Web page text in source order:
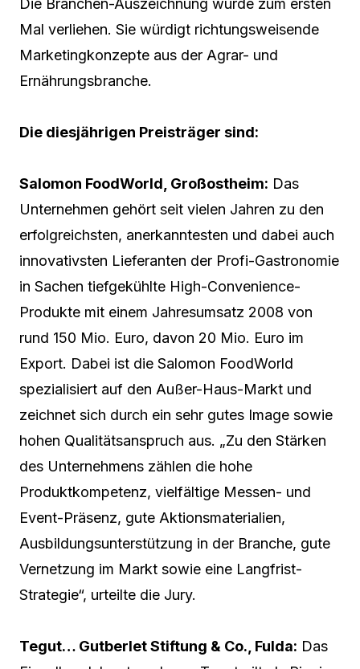
Die Branchen-Auszeichnung wurde zum ersten
Mal verliehen. Sie würdigt richtungsweisende
Marketingkonzepte aus der Agrar- und
Ernährungsbranche.
Die diesjährigen Preisträger sind:
Salomon FoodWorld, Großostheim: Das
Unternehmen gehört seit vielen Jahren zu den
erfolgreichsten, anerkanntesten und dabei auch
innovativsten Lieferanten der Profi-Gastronomie
in Sachen tiefgekühlte High-Convenience-
Produkte mit einem Jahresumsatz 2008 von
rund 150 Mio. Euro, davon 20 Mio. Euro im
Export. Dabei ist die Salomon FoodWorld
spezialisiert auf den Außer-Haus-Markt und
zeichnet sich durch ein sehr gutes Image sowie
hohen Qualitätsanspruch aus. „Zu den Stärken
des Unternehmens zählen die hohe
Produktkompetenz, vielfältige Messen- und
Event-Präsenz, gute Aktionsmaterialien,
Ausbildungsunterstützung in der Branche, gute
Vernetzung im Markt sowie eine Langfrist-
Strategie“, urteilte die Jury.
Tegut… Gutberlet Stiftung & Co., Fulda: Das